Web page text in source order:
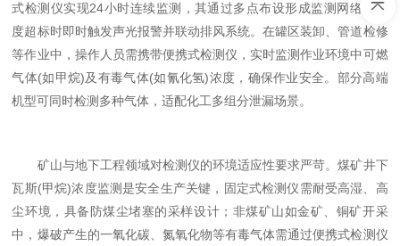
式检测仪实现24小时连续监测，其通过多点布设形成监测网络，浓
度超标时即时触发声光报警并联动排风系统。在罐区装卸、管道检修
等作业中，操作人员需携带便携式检测仪，实时监测作业环境中可燃
气体(如甲烷)及有毒气体(如氰化氢)浓度，确保作业安全。部分高端
机型可同时检测多种气体，适配化工多组分泄漏场景。
矿山与地下工程领域对检测仪的环境适应性要求严苛。煤矿井下
瓦斯(甲烷)浓度监测是安全生产关键，固定式检测仪需耐受高湿、高
尘环境，具备防煤尘堵塞的采样设计；非煤矿山如金矿、铜矿开采
中，爆破产生的一氧化碳、氮氧化物等有毒气体需通过便携式检测仪